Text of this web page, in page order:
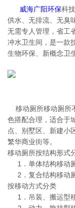
威海广阳环保科
供水、无排流、无臭
无需专人管理，省工
冲水卫生间，是一款
生物环保、新概念卫
移动厕所移动厕所
色搭配合理，适合于
点、别墅区、新建小
繁华商业街等。
移动厕所按结构形式
1．单体结构移动
2．复合结构移动
按移动方式分类
1．吊装、搬运型